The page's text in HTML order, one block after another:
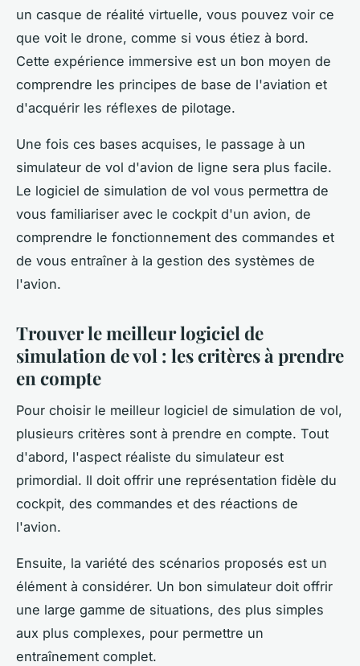
un casque de réalité virtuelle, vous pouvez voir ce
que voit le drone, comme si vous étiez à bord.
Cette expérience immersive est un bon moyen de
comprendre les principes de base de l'aviation et
d'acquérir les réflexes de pilotage.
Une fois ces bases acquises, le passage à un
simulateur de vol d'avion de ligne sera plus facile.
Le logiciel de simulation de vol vous permettra de
vous familiariser avec le cockpit d'un avion, de
comprendre le fonctionnement des commandes et
de vous entraîner à la gestion des systèmes de
l'avion.
Trouver le meilleur logiciel de
simulation de vol : les critères à prendre
en compte
Pour choisir le meilleur logiciel de simulation de vol,
plusieurs critères sont à prendre en compte. Tout
d'abord, l'aspect réaliste du simulateur est
primordial. Il doit offrir une représentation fidèle du
cockpit, des commandes et des réactions de
l'avion.
Ensuite, la variété des scénarios proposés est un
élément à considérer. Un bon simulateur doit offrir
une large gamme de situations, des plus simples
aux plus complexes, pour permettre un
entraînement complet.